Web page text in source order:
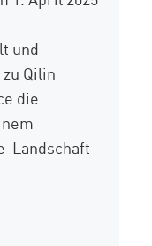
und
Qilin
die
Landschaft